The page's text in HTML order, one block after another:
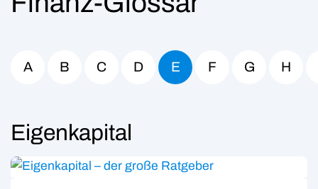
A B C D E F G H
Eigenkapital